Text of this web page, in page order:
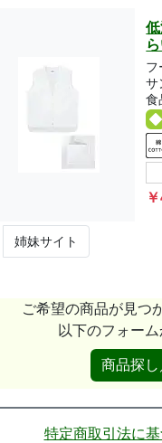
フ
サ
食
姉妹サイト
ご希望の商品が見つ
以下のフォー
商品探
特定商取引法に